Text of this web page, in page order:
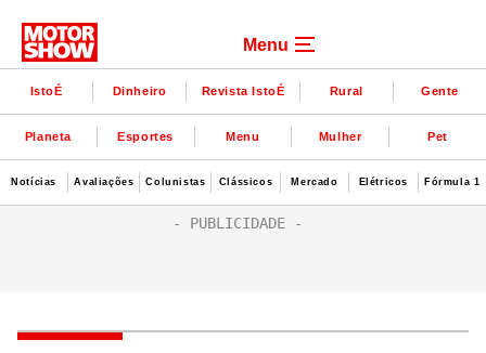
Menu
IstoÉ Dinheiro Revista IstoÉ Rural Gente
Planeta Esportes Menu Mulher Pet
Notícias Avaliações Colunistas Clássicos Mercado Elétricos Fórmula 1